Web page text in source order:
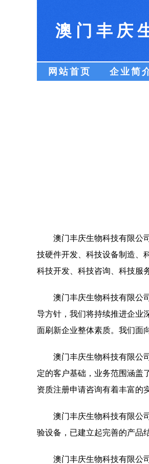
澳门丰庆
网站首页 企业简
澳门丰庆生物科技有限公
技硬件开发、科技设备制造、
科技开发、科技咨询、科技服
澳门丰庆生物科技有限公
导方针，我们将持续推进企业
面刷新企业整体素质。我们面
澳门丰庆生物科技有限公
定的客户基础，业务范围涵盖
资质注册申请咨询有着丰富的
澳门丰庆生物科技有限公
验设备，已建立起完善的产品
澳门丰庆生物科技有限公